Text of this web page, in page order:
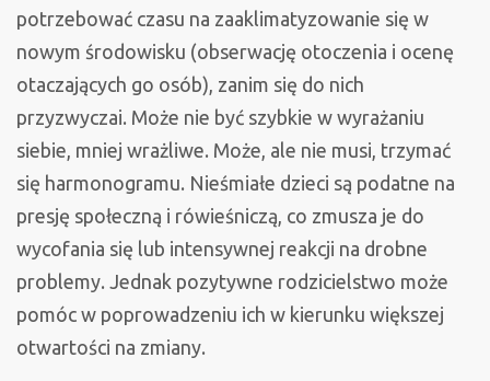
potrzebować czasu na zaaklimatyzowanie się w
nowym środowisku (obserwację otoczenia i ocenę
otaczających go osób), zanim się do nich
przyzwyczai. Może nie być szybkie w wyrażaniu
siebie, mniej wrażliwe. Może, ale nie musi, trzymać
się harmonogramu. Nieśmiałe dzieci są podatne na
presję społeczną i rówieśniczą, co zmusza je do
wycofania się lub intensywnej reakcji na drobne
problemy. Jednak pozytywne rodzicielstwo może
pomóc w poprowadzeniu ich w kierunku większej
otwartości na zmiany.